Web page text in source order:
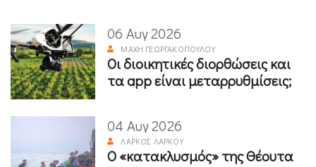
06 Αυγ 2026
ΜΆΧΗ ΓΕΩΡΓΑΚΟΠΟΎΛΟΥ
Οι διοικητικές διορθώσεις και
τα app είναι μεταρρυθμίσεις;
04 Αυγ 2026
ΛΆΡΚΟΣ ΛΆΡΚΟΥ
Ο «κατακλυσμός» της Θέουτα